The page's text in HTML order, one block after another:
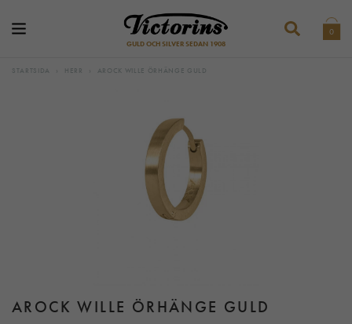
GULD OCH SILVER SEDAN 1908
0
STARTSIDA HERR AROCK WILLE ÖRHÄNGE GULD
AROCK WILLE ÖRHÄNGE GULD